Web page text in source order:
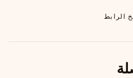
الرابط